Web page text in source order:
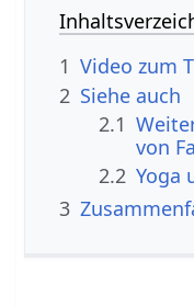
1
2 Siehe auch
2.1
2.2 Yoga
3